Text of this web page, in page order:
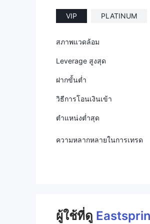
VIP PLATINUM
สภาพแวดล้อม
Leverage สูงสุด
ฝากขั้นต่ำ
วิธีการโอนเงินเข้า
ตำแหน่งต่ำสุด
ความหลากหลายในการเทรด
ผู้ใช้ที่ดู